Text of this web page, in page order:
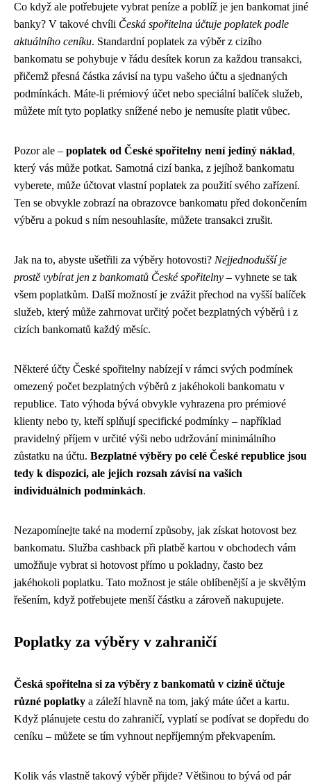
Co když ale potřebujete vybrat peníze a poblíž je jen bankomat jiné
banky? V takové chvíli Česká spořitelna účtuje poplatek podle
aktuálního ceníku. Standardní poplatek za výběr z cizího
bankomatu se pohybuje v řádu desítek korun za každou transakci,
přičemž přesná částka závisí na typu vašeho účtu a sjednaných
podmínkách. Máte-li prémiový účet nebo speciální balíček služeb,
můžete mít tyto poplatky snížené nebo je nemusíte platit vůbec.
Pozor ale – poplatek od České spořitelny není jediný náklad,
který vás může potkat. Samotná cizí banka, z jejíhož bankomatu
vyberete, může účtovat vlastní poplatek za použití svého zařízení.
Ten se obvykle zobrazí na obrazovce bankomatu před dokončením
výběru a pokud s ním nesouhlasíte, můžete transakci zrušit.
Jak na to, abyste ušetřili za výběry hotovosti? Nejjednodušší je
prostě vybírat jen z bankomatů České spořitelny – vyhnete se tak
všem poplatkům. Další možností je zvážit přechod na vyšší balíček
služeb, který může zahrnovat určitý počet bezplatných výběrů i z
cizích bankomatů každý měsíc.
Některé účty České spořitelny nabízejí v rámci svých podmínek
omezený počet bezplatných výběrů z jakéhokoli bankomatu v
republice. Tato výhoda bývá obvykle vyhrazena pro prémiové
klienty nebo ty, kteří splňují specifické podmínky – například
pravidelný příjem v určité výši nebo udržování minimálního
zůstatku na účtu. Bezplatné výběry po celé České republice jsou
tedy k dispozici, ale jejich rozsah závisí na vašich
individuálních podmínkách.
Nezapomínejte také na moderní způsoby, jak získat hotovost bez
bankomatu. Služba cashback při platbě kartou v obchodech vám
umožňuje vybrat si hotovost přímo u pokladny, často bez
jakéhokoli poplatku. Tato možnost je stále oblíbenější a je skvělým
řešením, když potřebujete menší částku a zároveň nakupujete.
Poplatky za výběry v zahraničí
Česká spořitelna si za výběry z bankomatů v cizině účtuje
různé poplatky a záleží hlavně na tom, jaký máte účet a kartu.
Když plánujete cestu do zahraničí, vyplatí se podívat se dopředu do
ceníku – můžete se tím vyhnout nepříjemným překvapením.
Kolik vás vlastně takový výběr přijde? Většinou to bývá od pár